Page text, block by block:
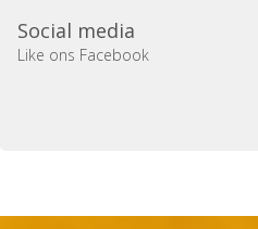
Social media
Like ons Facebook